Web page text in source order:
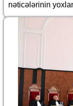
nəticələrinin